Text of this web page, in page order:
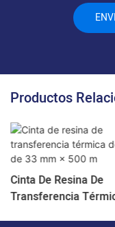
Productos
Cinta De Resina De
Transferencia